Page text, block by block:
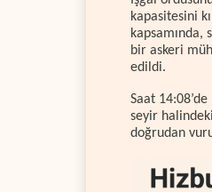
kapasitesini
kapsamında,
bir askeri
edildi.
Saat
seyir
doğrudan